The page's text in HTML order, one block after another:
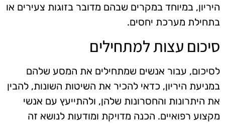
היריון, במיוחד במקרים שבהם מדובר בזוגות צעירים או
בתחילת מערכת יחסים.
סיכום עצות למתחילים
לסיכום, עבור אנשים שמתחילים את המסע שלהם
במניעת היריון, כדאי להכיר את השיטות השונות, להבין
את היתרונות והחסרונות שלהן, ולהתייעץ עם אנשי
מקצוע רפואיים. הכנה מדויקת ומודעות לנושא זה